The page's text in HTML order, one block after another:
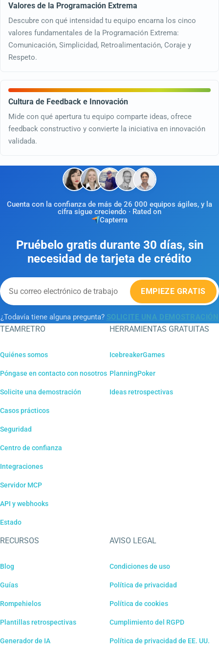
Valores de la Programación Extrema
Descubre con qué intensidad tu equipo encarna los cinco
valores fundamentales de la Programación Extrema:
Comunicación, Simplicidad, Retroalimentación, Coraje y
Respeto.
Cultura de Feedback e Innovación
Mide con qué apertura tu equipo comparte ideas, ofrece
feedback constructivo y convierte la iniciativa en innovación
validada.
Cuenta con la confianza de más de 26 000 equipos ágiles, y la
cifra sigue creciendo · Rated on
Capterra
Pruébelo gratis durante 30 días, sin
necesidad de tarjeta de crédito
EMPIEZE GRATIS
¿Todavía tiene alguna pregunta? SOLICITE UNA DEMOSTRACIÓN
TEAMRETRO
Quiénes somos
Póngase en contacto con nosotros
Solicite una demostración
Casos prácticos
Seguridad
Centro de confianza
Integraciones
Servidor MCP
API y webhooks
Estado
HERRAMIENTAS GRATUITAS
IcebreakerGames
PlanningPoker
Ideas retrospectivas
RECURSOS
Blog
Guías
Rompehielos
Plantillas retrospectivas
Generador de IA
AVISO LEGAL
Condiciones de uso
Política de privacidad
Política de cookies
Cumplimiento del RGPD
Política de privacidad de EE. UU.